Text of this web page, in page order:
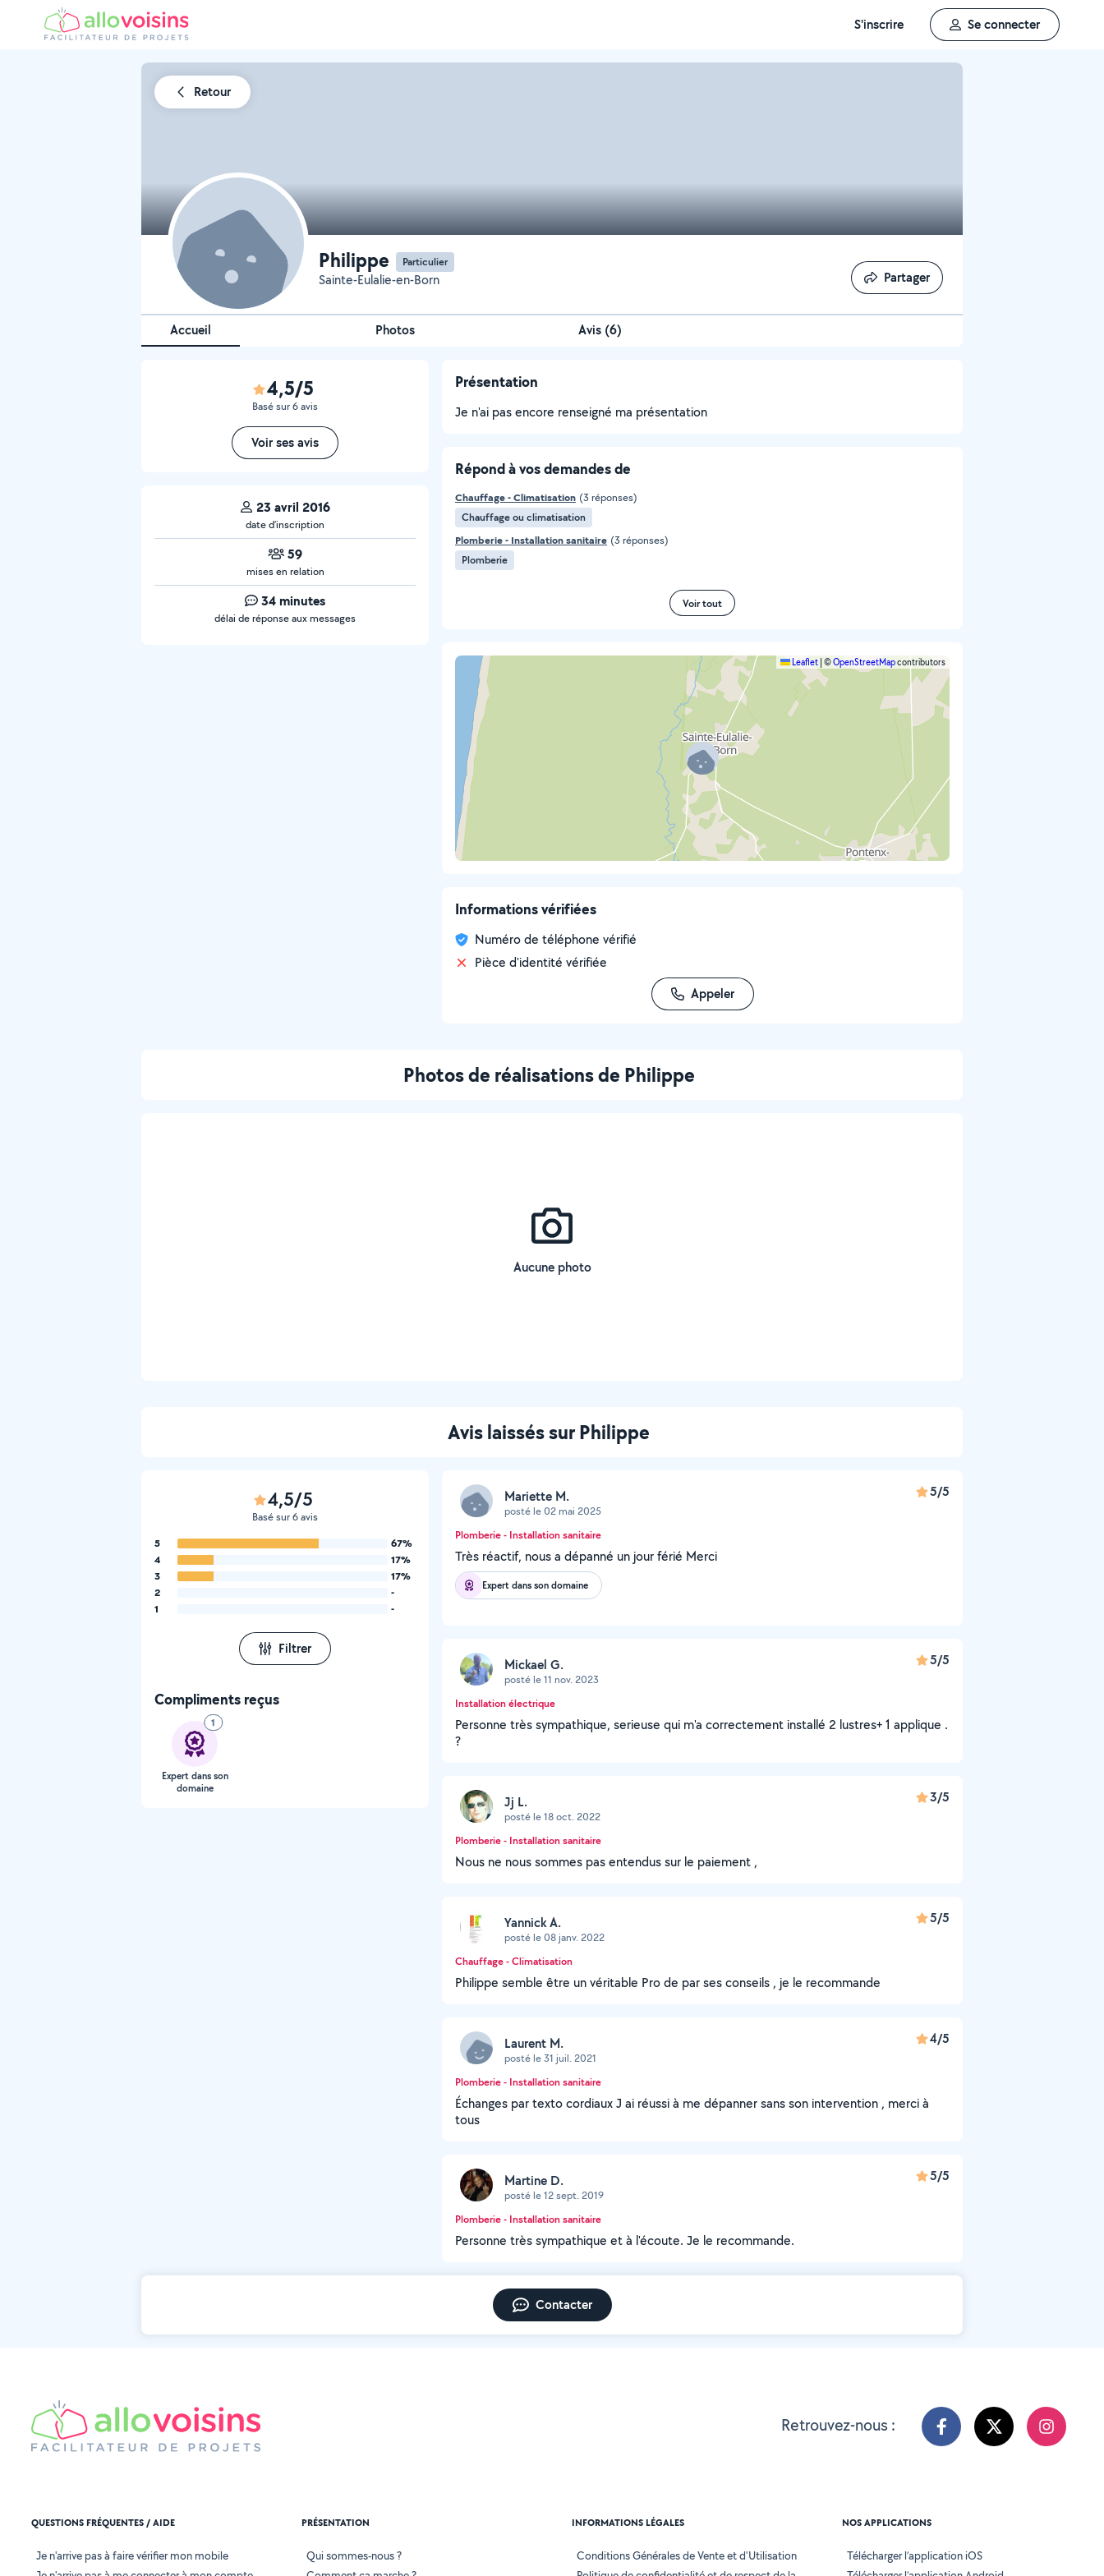
S'inscrire Se connecter
Retour
Philippe Particulier
Sainte-Eulalie-en-Born Partager
Partager
Accueil Photos Avis (6)
4,5/5
Basé sur 6 avis
Voir ses avis
23 avril 2016
date d’inscription
59
mises en relation
34 minutes
délai de réponse aux messages
Présentation
Je n'ai pas encore renseigné ma présentation
Répond à vos demandes de
Chauffage - Climatisation (3 réponses)
Chauffage ou climatisation
Plomberie - Installation sanitaire (3 réponses)
Plomberie
Voir tout
Leaflet ©OpenStreetMapcontributors
Informations vérifiées
Numéro de téléphone vérifié
Pièce d'identité vérifiée
Appeler
Photos de réalisations de Philippe
Aucune photo
Avis laissés sur Philippe
4,5/5
Basé sur 6 avis
5
67%
4
17%
3
17%
2
-
1
-
Filtrer
Compliments reçus
1
Expert dans son
domaine
Mariette M.
posté le 02 mai 2025
5/5
Plomberie - Installation sanitaire
Très réactif, nous a dépanné un jour férié Merci
Expert dans son domaine
Mickael G.
posté le 11 nov. 2023
5/5
Installation électrique
Personne très sympathique, serieuse qui m'a correctement installé 2 lustres+ 1 applique .
?
Jj L.
posté le 18 oct. 2022
3/5
Plomberie - Installation sanitaire
Nous ne nous sommes pas entendus sur le paiement ,
Yannick A.
posté le 08 janv. 2022
5/5
Chauffage - Climatisation
Philippe semble être un véritable Pro de par ses conseils , je le recommande
Laurent M.
posté le 31 juil. 2021
4/5
Plomberie - Installation sanitaire
Échanges par texto cordiaux J ai réussi à me dépanner sans son intervention , merci à
tous
Martine D.
posté le 12 sept. 2019
5/5
Plomberie - Installation sanitaire
Personne très sympathique et à l'écoute. Je le recommande.
Contacter
Retrouvez-nous :
QUESTIONS FRÉQUENTES / AIDE
Je n'arrive pas à faire vérifier mon mobile
PRÉSENTATION
Qui sommes-nous ?
INFORMATIONS LÉGALES
Conditions Générales de Vente et d'Utilisation
NOS APPLICATIONS
Télécharger l’application iOS